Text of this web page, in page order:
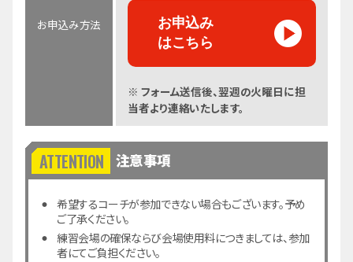
お申込み方法
お申込み
はこちら
※ フォーム送信後、翌週の火曜日に担
当者より連絡いたします。
注意事項
希望するコーチが参加できない場合もございます。予め
ご了承ください。
練習会場の確保ならび会場使用料につきましては、参加
者にてご負担ください。